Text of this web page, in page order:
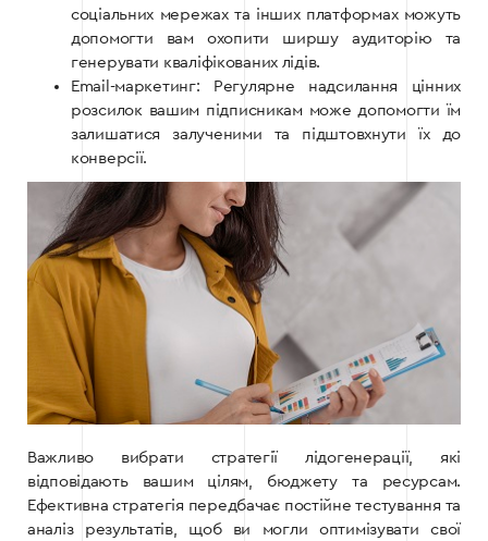
соціальних мережах та інших платформах можуть
допомогти вам охопити ширшу аудиторію та
генерувати кваліфікованих лідів.
Email-маркетинг: Регулярне надсилання цінних
розсилок вашим підписникам може допомогти їм
залишатися залученими та підштовхнути їх до
конверсії.
Важливо вибрати стратегії лідогенерації, які
відповідають вашим цілям, бюджету та ресурсам.
Ефективна стратегія передбачає постійне тестування та
аналіз результатів, щоб ви могли оптимізувати свої